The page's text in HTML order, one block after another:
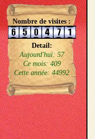
Nombre de visites :
Detail:
Aujourd'hui: 57
Ce mois: 409
Cette année: 44992